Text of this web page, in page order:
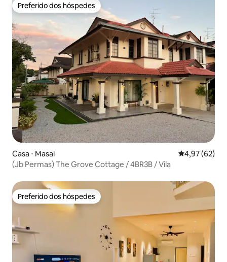
Preferido dos hóspedes
Preferido dos hóspedes
Casa ⋅ Masai 4,97 de uma
4,97 (62)
(Jb Permas) The Grove Cottage / 4BR3B / Vila
Preferido dos hóspedes
Preferido dos hóspedes